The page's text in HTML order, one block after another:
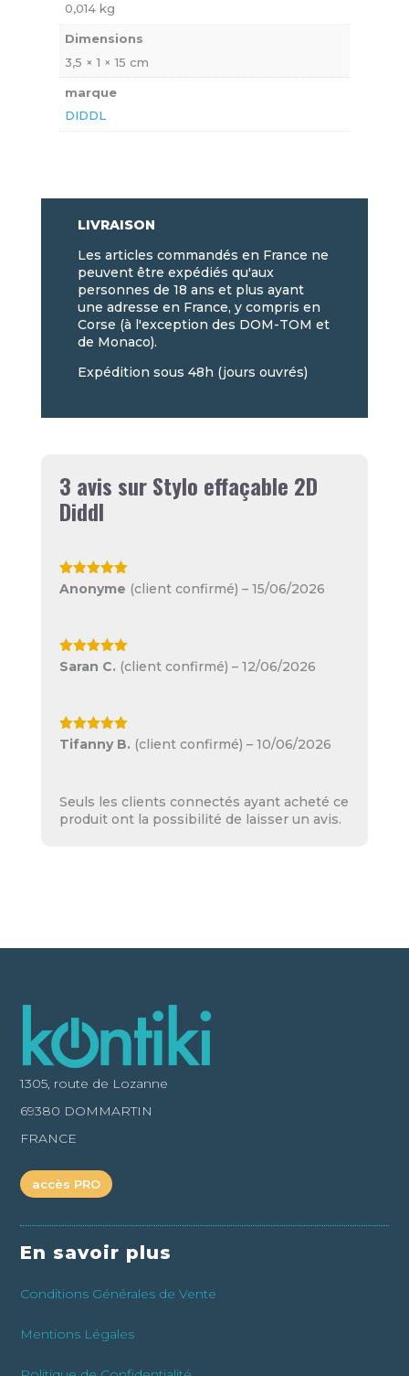
0,014 kg
Dimensions
3,5 × 1 × 15 cm
marque
DIDDL
LIVRAISON
Les articles commandés en France ne
peuvent être expédiés qu'aux
personnes de 18 ans et plus ayant
une adresse en France, y compris en
Corse (à l'exception des DOM-TOM et
de Monaco).
Expédition sous 48h (jours ouvrés)
3 avis surStylo effaçable 2D
Diddl
Note5sur
Anonyme (client confirmé) – 15/06/2026
Note5sur
Saran C. (client confirmé) – 12/06/2026
Note5sur
Tifanny B. (client confirmé) – 10/06/2026
Seuls les clients connectés ayant acheté ce
produit ont la possibilité de laisser un avis.
1305, route de Lozanne
69380 DOMMARTIN
FRANCE
accès PRO
En savoir plus
Conditions Générales de Vente
Mentions Légales